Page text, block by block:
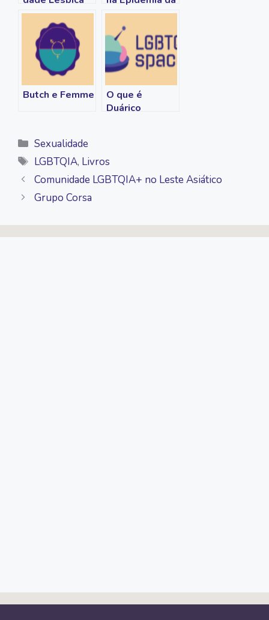
na Literatura
AIDS
Butch e Femme
O que é
Duárico
Categorias
Sexualidade
Tags
LGBTQIA, Livros
Comunidade LGBTQIA+ no Leste Asiático
Grupo Corsa